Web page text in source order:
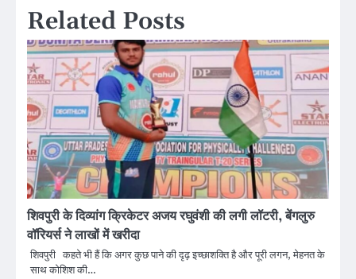
Related Posts
शिवपुरी के दिव्यांग क्रिकेटर अजय रघुवंशी की लगी लॉटरी, बेंगलुरु
वॉरियर्स ने लाखों में खरीदा
शिवपुरी कहते भी हैं कि अगर कुछ पाने की दृढ़ इच्छाशक्ति है और पूरी लगन, मेहनत के
साथ कोशिश की…